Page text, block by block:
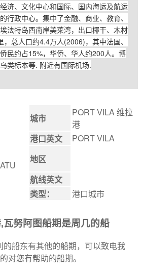
济、文化中心和国际、国内海运及航运
行政中心。集中了金融、商业、教育、
法特岛西南岸美莱湾，出口椰干、木材
总人口约4.4万人(2006)，其中法国、
民约占15%，华侨、华人约200人。博
类标本等. 附近有国际机场.
城市
PORT VILA 维拉
港
港口英文
PORT VILA
地区
航线英文
类型： 港口城市
瓦努阿图船期是周几的船
的船东有其他的船期，可以致电我
对您有帮助的船期。